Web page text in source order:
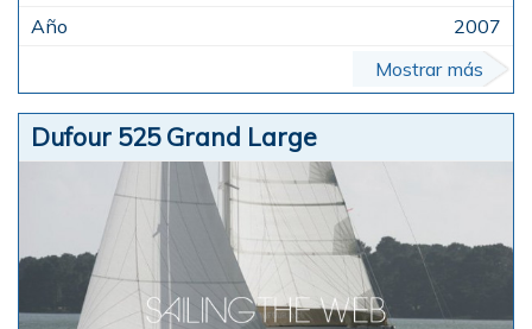
2007
Mostrar más
Dufour 525 Grand Large